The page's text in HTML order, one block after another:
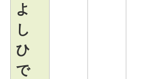
よ
し
ひ
で